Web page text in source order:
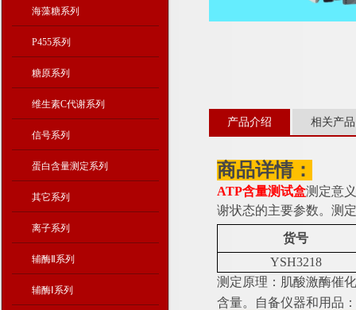
海藻糖系列
P455系列
糖原系列
维生素C代谢系列
信号系列
蛋白含量测定系列
其它系列
离子系列
辅酶Ⅱ系列
辅酶Ⅰ系列
产品介绍 相关产品
商品详情：
ATP含量测试盒测定意
谢状态的主要参数。测
货号
YSH3218
测定原理：肌酸激酶催
含量。自备仪器和用品